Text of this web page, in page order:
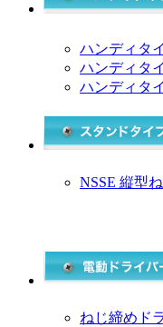
ハンディタ
ハンディタ
ハンディタ
NSSE 縦型
ねじ締めド